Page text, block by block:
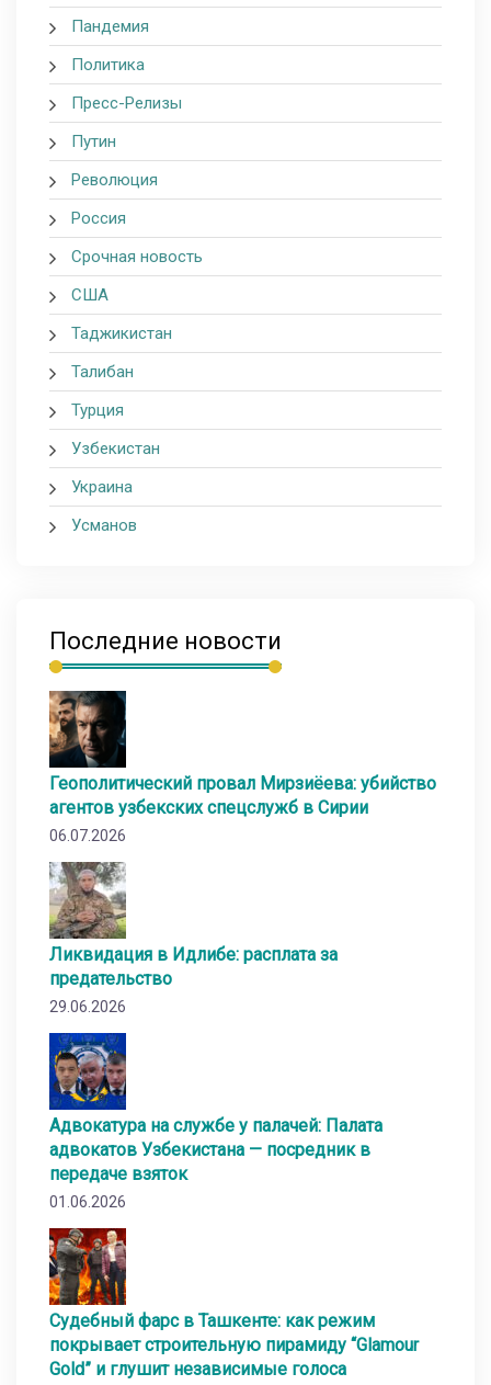
Пандемия
Политика
Пресс-Релизы
Путин
Революция
Россия
Срочная новость
США
Таджикистан
Талибан
Турция
Узбекистан
Украина
Усманов
Последние новости
Геополитический провал Мирзиёева: убийство
агентов узбекских спецслужб в Сирии
06.07.2026
Ликвидация в Идлибе: расплата за
предательство
29.06.2026
Адвокатура на службе у палачей: Палата
адвокатов Узбекистана — посредник в
передаче взяток
01.06.2026
Судебный фарс в Ташкенте: как режим
покрывает строительную пирамиду “Glamour
Gold” и глушит независимые голоса